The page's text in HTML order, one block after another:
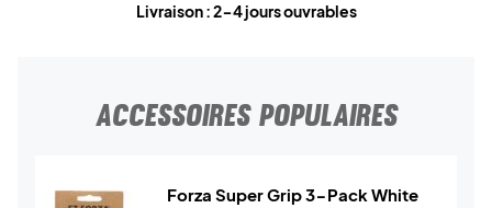
Livraison : 2-4 jours ouvrables
ACCESSOIRES POPULAIRES
Forza Super Grip 3-Pack White